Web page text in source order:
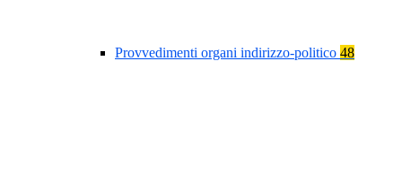
Provvedimenti organi indirizzo-politico 48